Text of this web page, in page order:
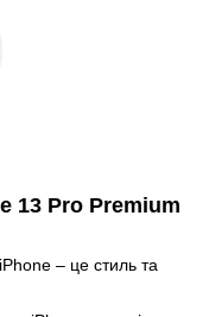
13 Pro Premium
– це стиль та